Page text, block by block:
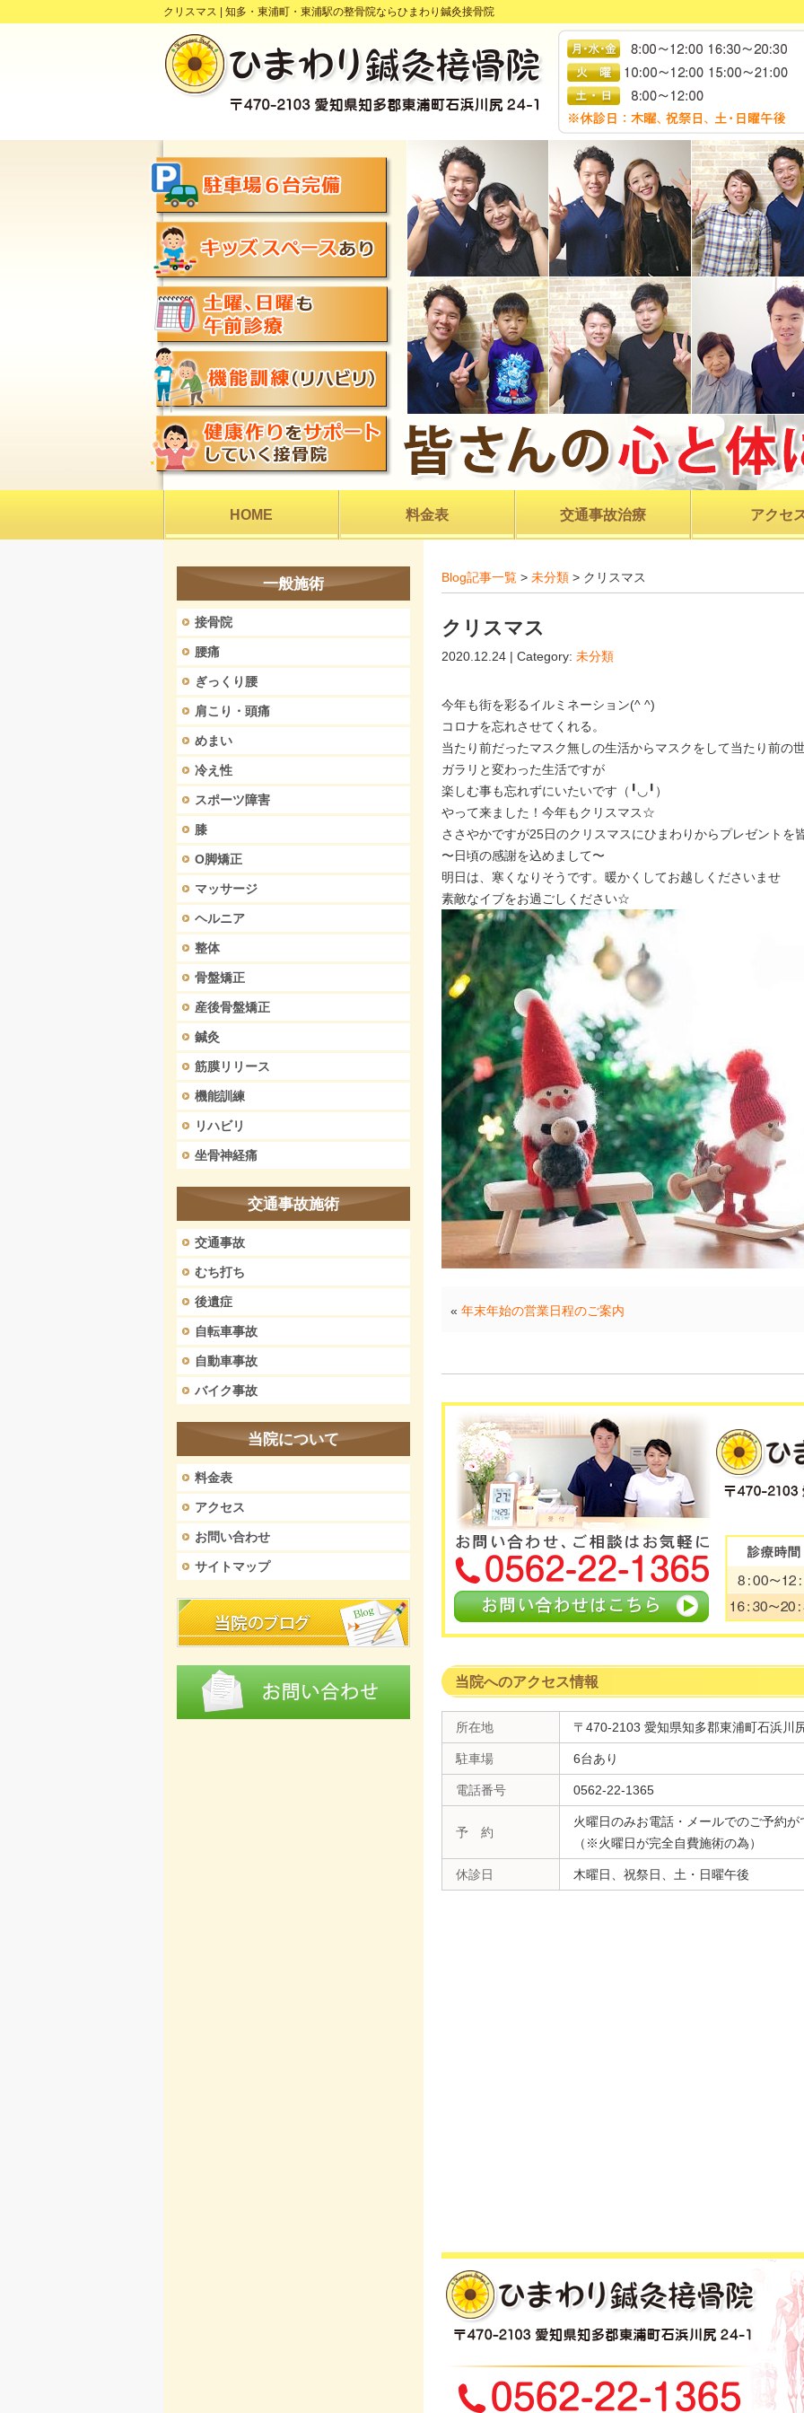
クリスマス | 知多・東浦町・東浦駅の整骨院ならひまわり鍼灸接骨院
HOME 料金表 交通事故治療 アクセ
Blog記事一覧 > 未分類 > クリスマス
クリスマス
2020.12.24 | Category: 未分類
今年も街を彩るイルミネーション(^ ^)
コロナを忘れさせてくれる。
当たり前だったマスク無しの生活からマスクをして当たり前の
ガラリと変わった生活ですが
楽しむ事も忘れずにいたいです（╹◡╹）
やって来ました！今年もクリスマス☆
ささやかですが25日のクリスマスにひまわりからプレゼントを
〜日頃の感謝を込めまして〜
明日は、寒くなりそうです。暖かくしてお越しくださいませ
素敵なイブをお過ごしください☆
« 年末年始の営業日程のご案内
当院へのアクセス情報
所在地 〒470-2103 愛知県知多郡東浦町石浜川
駐車場 6台あり
電話番号 0562-22-1365
予 約
火曜日のみお電話・メールでのご予約が
（※火曜日が完全自費施術の為）
休診日 木曜日、祝祭日、土・日曜午後
一般施術
接骨院
腰痛
ぎっくり腰
肩こり・頭痛
めまい
冷え性
スポーツ障害
膝
O脚矯正
マッサージ
ヘルニア
整体
骨盤矯正
産後骨盤矯正
鍼灸
筋膜リリース
機能訓練
リハビリ
坐骨神経痛
交通事故施術
交通事故
むち打ち
後遺症
自転車事故
自動車事故
バイク事故
当院について
料金表
アクセス
お問い合わせ
サイトマップ